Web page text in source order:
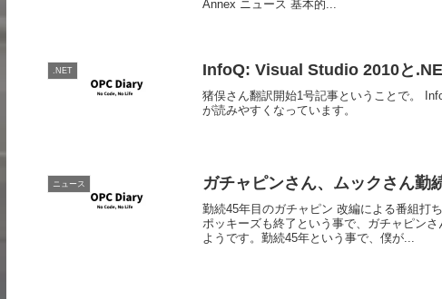
Annex ニュース 基本的...
.NET InfoQ: Visual Studio 2010と
猪俣さん翻訳開始1号記事ということで。
が読みやすくなっています。
ニュース ガチャピンさん、ムックさん勤
勤続45年目のガチャピン 改編による番組打
ポッキーズも終了という事で、ガチャピン
ようです。勤続45年という事で、僕が...